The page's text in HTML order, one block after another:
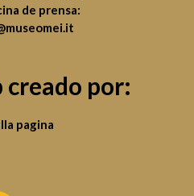
de prensa:
por:
pagina